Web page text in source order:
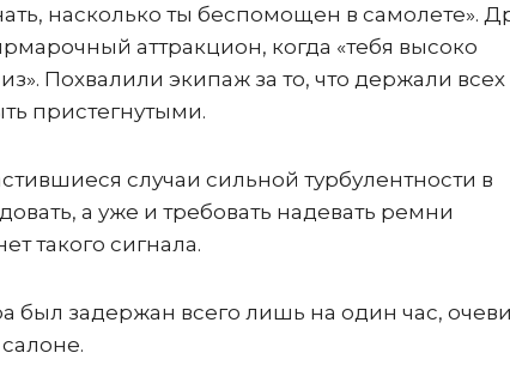
насколько ты беспомощен в самолете».
аттракцион, когда «тебя высоко
Похвалили экипаж за то, что держали всех
пристегнутыми.
случаи сильной турбулентности в
а уже и требовать надевать ремни
такого сигнала.
был задержан всего лишь на один час,